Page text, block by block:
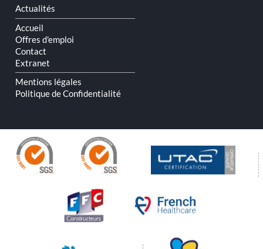
Aller
au
contenu
Actualités
Accueil
Offres d'emploi
Contact
Extranet
Mentions légales
Politique de Confidentialité